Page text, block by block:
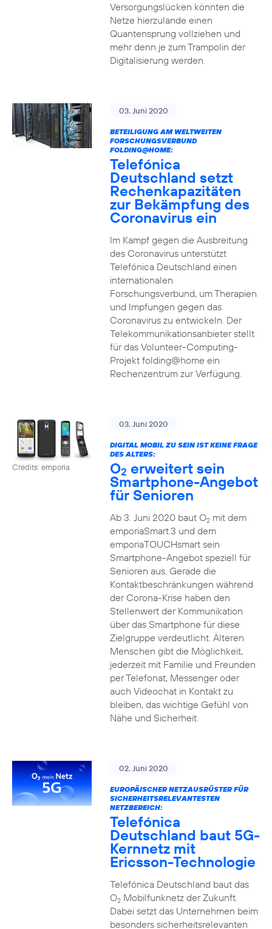
Versorgungslücken könnten die
Netze hierzulande einen
Quantensprung vollziehen und
mehr denn je zum Trampolin der
Digitalisierung werden.
03. Juni 2020
BETEILIGUNG AM WELTWEITEN
FORSCHUNGSVERBUND
FOLDING@HOME:
Telefónica
Deutschland setzt
Rechenkapazitäten
zur Bekämpfung des
Coronavirus ein
Im Kampf gegen die Ausbreitung
des Coronavirus unterstützt
Telefónica Deutschland einen
internationalen
Forschungsverbund, um Therapien
und Impfungen gegen das
Coronavirus zu entwickeln. Der
Telekommunikationsanbieter stellt
für das Volunteer-Computing-
Projekt folding@home ein
Rechenzentrum zur Verfügung.
Credits: emporia
03. Juni 2020
DIGITAL MOBIL ZU SEIN IST KEINE FRAGE
DES ALTERS:
O2 erweitert sein
Smartphone-Angebot
für Senioren
Ab 3. Juni 2020 baut O2mit dem
emporiaSmart.3 und dem
emporiaTOUCHsmart sein
Smartphone-Angebot speziell für
Senioren aus. Gerade die
Kontaktbeschränkungen während
der Corona-Krise haben den
Stellenwert der Kommunikation
über das Smartphone für diese
Zielgruppe verdeutlicht. Älteren
Menschen gibt die Möglichkeit,
jederzeit mit Familie und Freunden
per Telefonat, Messenger oder
auch Videochat in Kontakt zu
bleiben, das wichtige Gefühl von
Nähe und Sicherheit.
02. Juni 2020
EUROPÄISCHER NETZAUSRÜSTER FÜR
SICHERHEITSRELEVANTESTEN
NETZBEREICH:
Telefónica
Deutschland baut 5G-
Kernnetz mit
Ericsson-Technologie
Telefónica Deutschland baut das
O2Mobilfunknetz der Zukunft.
Dabei setzt das Unternehmen beim
besonders sicherheitsrelevanten